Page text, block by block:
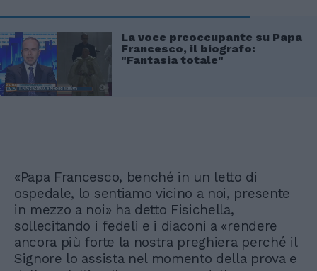
La voce preoccupante su Papa
Francesco, il biografo:
"Fantasia totale"
«Papa Francesco, benché in un letto di
ospedale, lo sentiamo vicino a noi, presente
in mezzo a noi» ha detto Fisichella,
sollecitando i fedeli e i diaconi a «rendere
ancora più forte la nostra preghiera perché il
Signore lo assista nel momento della prova e